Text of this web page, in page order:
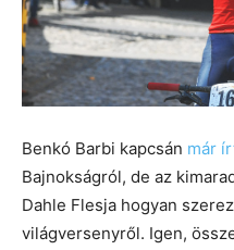
Benkó Barbi kapcsán már
Bajnokságról, de az
Dahle Flesja hogyan
világversenyről. Igen,